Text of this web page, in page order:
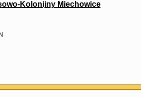
Kolonijny Miechowice